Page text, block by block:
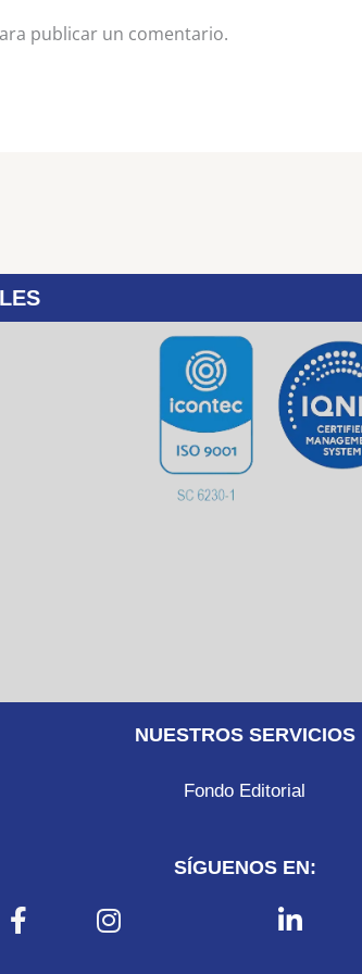
publicar un comentario.
NUESTROS SERVICIOS
Fondo Editorial
SÍGUENOS EN: